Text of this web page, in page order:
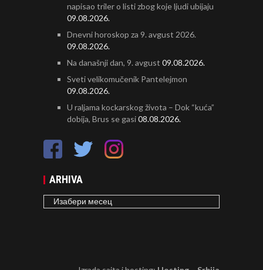
napisao triler o listi zbog koje ljudi ubijaju
09.08.2026.
Dnevni horoskop za 9. avgust 2026.
09.08.2026.
Na današnji dan, 9. avgust 09.08.2026.
Sveti velikomučenik Pantelejmon
09.08.2026.
U raljama kockarskog života – Dok “kuća”
dobija, Brus se gasi08.08.2026.
ARHIVA
ARHIVA